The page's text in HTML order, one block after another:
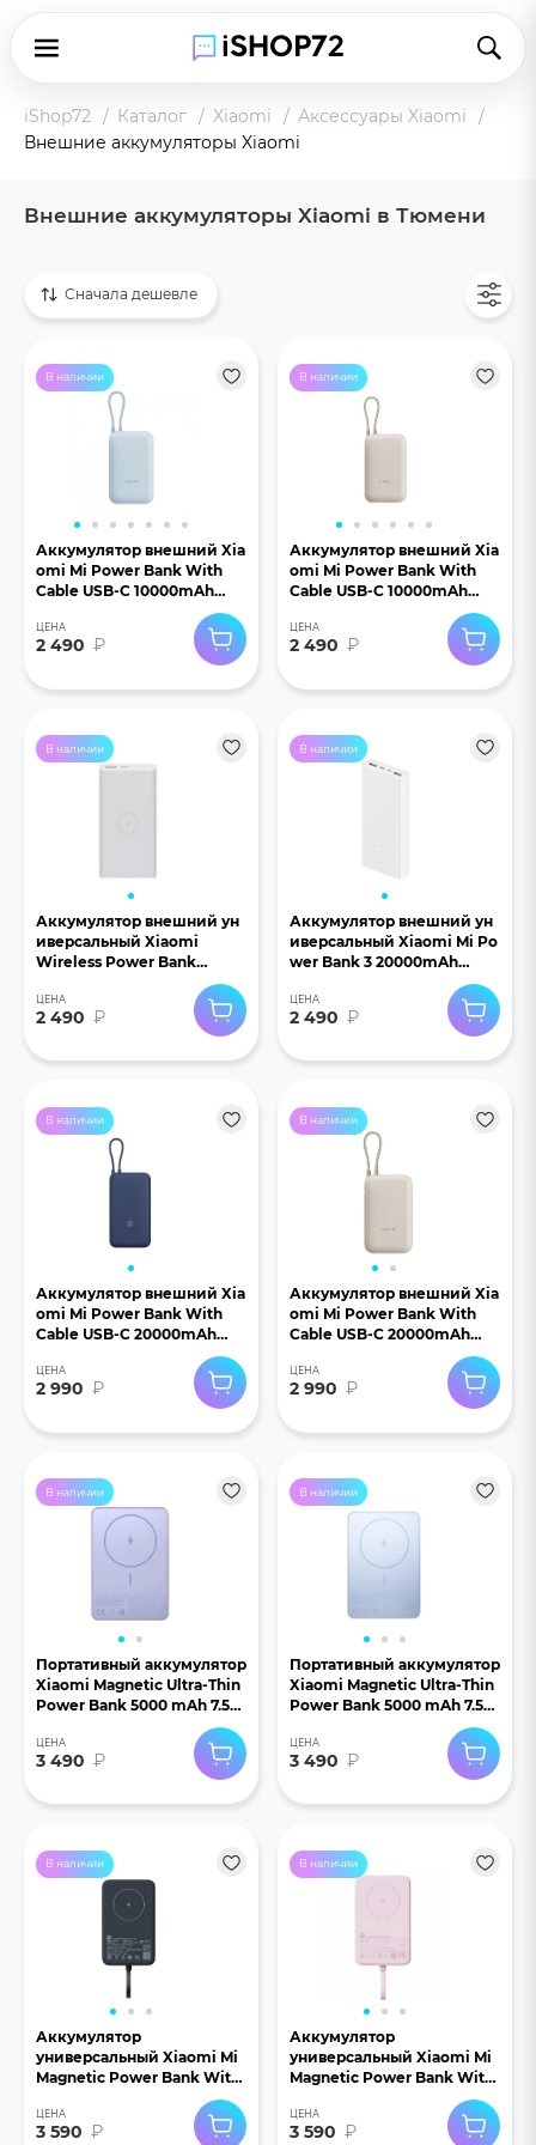
iShop72 Каталог Xiaomi
Аксессуары Xiaomi
Внешние аккумуляторы Xiaomi
Внешние аккумуляторы Xiaomi в Тюмени
Сначала дешевле
В наличии
Аккумулятор внешний Xia
omi Mi Power Bank With
Cable USB-C 10000mAh
синий
ЦЕНА
2 490 ₽
В наличии
Аккумулятор внешний Xia
omi Mi Power Bank With
Cable USB-C 10000mAh
бежевый
ЦЕНА
2 490 ₽
В наличии
Аккумулятор внешний ун
иверсальный Xiaomi
Wireless Power Bank
Essential 10000mAh белый
ЦЕНА
2 490 ₽
В наличии
Аккумулятор внешний ун
иверсальный Xiaomi Mi Po
wer Bank 3 20000mAh
ЦЕНА
2 490 ₽
В наличии
Аккумулятор внешний Xia
omi Mi Power Bank With
Cable USB-C 20000mAh
Pocket Version PB2030MI
синий
ЦЕНА
2 990 ₽
В наличии
Аккумулятор внешний Xia
omi Mi Power Bank With
Cable USB-C 20000mAh
Pocket Version PB2030MI
бежевый
ЦЕНА
2 990 ₽
В наличии
Портативный аккумулятор
Xiaomi Magnetic Ultra-Thin
Power Bank 5000 mAh 7.5W
WPB0507S фиолетовый
ЦЕНА
3 490 ₽
В наличии
Портативный аккумулятор
Xiaomi Magnetic Ultra-Thin
Power Bank 5000 mAh 7.5W
ЦЕНА
3 490 ₽
В наличии
Аккумулятор
универсальный Xiaomi Mi
Magnetic Power Bank With
Cable USB-C 10000mAh
33W черный
ЦЕНА
3 590 ₽
В наличии
Аккумулятор
универсальный Xiaomi Mi
Magnetic Power Bank With
Cable USB-C 10000mAh
33W розовый
ЦЕНА
3 590 ₽